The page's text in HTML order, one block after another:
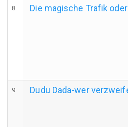
8 Die magische Trafik
9 Dudu Dada-wer